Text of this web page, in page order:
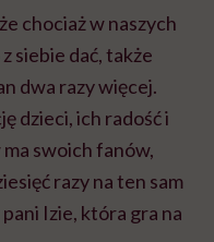
chociaż w naszych
siebie dać, także
dwa razy więcej.
dzieci, ich radość i
swoich fanów,
razy na ten sam
Izie, która gra na